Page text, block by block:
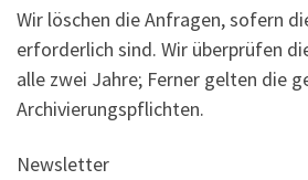
Wir löschen die Anfragen, sofern
erforderlich sind. Wir überprüfen
alle zwei Jahre; Ferner gelten die
Archivierungspflichten.
Newsletter